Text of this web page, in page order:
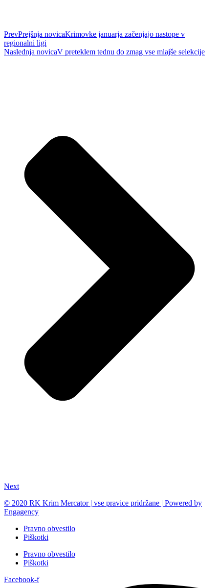
PrevPrejšnja novicaKrimovke januarja začenjajo nastope v
regionalni ligi
Naslednja novicaV preteklem tednu do zmag vse mlajše selekcije
Next
© 2020 RK Krim Mercator | vse pravice pridržane | Powered by
Engagency
Pravno obvestilo
Piškotki
Pravno obvestilo
Piškotki
Facebook-f